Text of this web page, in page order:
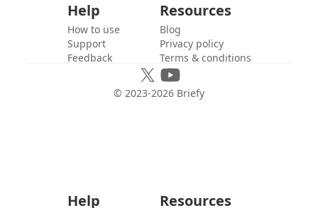
Help
How to use
Support
Feedback
Resources
Blog
Privacy policy
Terms & conditions
© 2023-2026 Briefy
Help Resources